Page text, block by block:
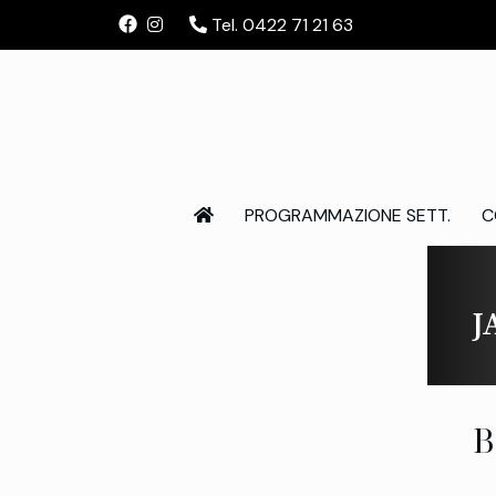
Tel. 0422 71 21 63
PROGRAMMAZIONE SETT.